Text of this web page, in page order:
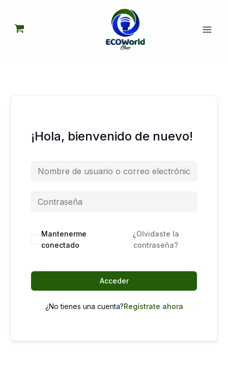
contenido
¡Hola, bienvenido de nuevo!
Mantenerme
conectado
¿Olvidaste la
contraseña?
Acceder
¿No tienes una cuenta?Regístrate ahora